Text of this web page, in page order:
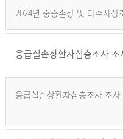
2024년 중증손상 및 다수사
응급실손상환자심층조사 조
응급실손상환자심층조사 조